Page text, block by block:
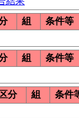
組
条件等
組
条件等
分 組
条件